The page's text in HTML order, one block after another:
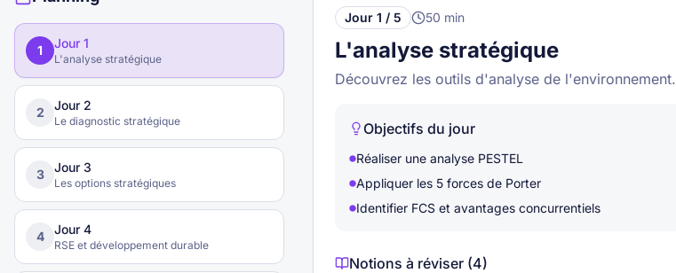
1 Jour 1
L'analyse stratégique
2 Jour 2
Le diagnostic stratégique
3 Jour 3
Les options stratégiques
4 Jour 4
RSE et développement durable
Jour 1 / 5 50 min
L'analyse stratégique
Découvrez les outils d'analyse de l'environnement.
Objectifs du jour
Réaliser une analyse PESTEL
Appliquer les 5 forces de Porter
Identifier FCS et avantages concurrentiels
Notions à réviser (4)